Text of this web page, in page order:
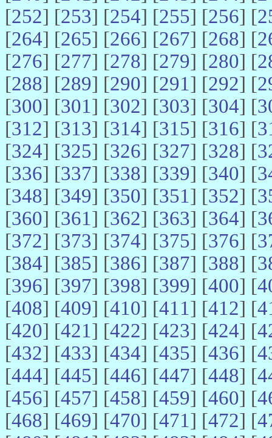
[252] [253] [254] [255] [256] [
[264] [265] [266] [267] [268] [
[276] [277] [278] [279] [280] [
[288] [289] [290] [291] [292] [
[300] [301] [302] [303] [304] [
[312] [313] [314] [315] [316] [
[324] [325] [326] [327] [328] [
[336] [337] [338] [339] [340] [
[348] [349] [350] [351] [352] [
[360] [361] [362] [363] [364] [
[372] [373] [374] [375] [376] [
[384] [385] [386] [387] [388] [
[396] [397] [398] [399] [400] [
[408] [409] [410] [411] [412] [
[420] [421] [422] [423] [424] [
[432] [433] [434] [435] [436] [
[444] [445] [446] [447] [448] [
[456] [457] [458] [459] [460] [
[468] [469] [470] [471] [472] [